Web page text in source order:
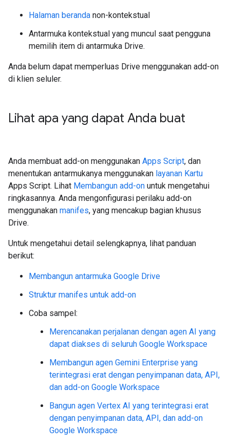
Halaman beranda non-kontekstual
Antarmuka kontekstual yang muncul saat pengguna
memilih item di antarmuka Drive.
Anda belum dapat memperluas Drive menggunakan add-on
di klien seluler.
Lihat apa yang dapat Anda buat
Anda membuat add-on menggunakan Apps Script, dan
menentukan antarmukanya menggunakan layanan Kartu
Apps Script. Lihat Membangun add-on untuk mengetahui
ringkasannya. Anda mengonfigurasi perilaku add-on
menggunakan manifes, yang mencakup bagian khusus
Drive.
Untuk mengetahui detail selengkapnya, lihat panduan
berikut:
Membangun antarmuka Google Drive
Struktur manifes untuk add-on
Coba sampel:
Merencanakan perjalanan dengan agen AI yang
dapat diakses di seluruh Google Workspace
Membangun agen Gemini Enterprise yang
terintegrasi erat dengan penyimpanan data, API,
dan add-on Google Workspace
Bangun agen Vertex AI yang terintegrasi erat
dengan penyimpanan data, API, dan add-on
Google Workspace